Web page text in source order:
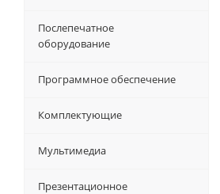
Послепечатное
оборудование
Программное обеспечение
Комплектующие
Мультимедиа
Презентационное